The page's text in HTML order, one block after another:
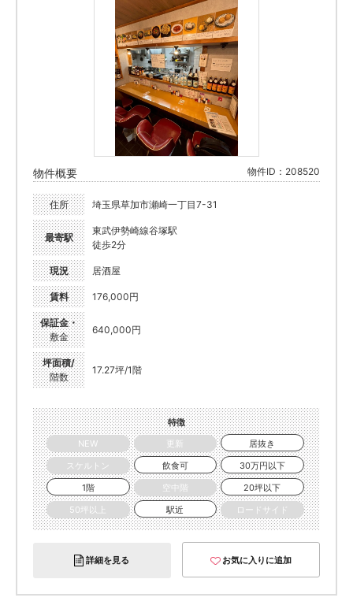
物件概要 物件ID：208520
住所 埼玉県草加市瀬崎一丁目7-31
最寄駅
東武伊勢崎線谷塚駅
徒歩2分
現況 居酒屋
賃料 176,000円
保証金・
敷金
640,000円
坪面積/
階数
17.27坪/1階
特徴
NEW
更新
居抜き
スケルトン
飲食可
30万円以下
1階
空中階
20坪以下
50坪以上
駅近 ロードサイド
詳細を見る お気に入りに追加